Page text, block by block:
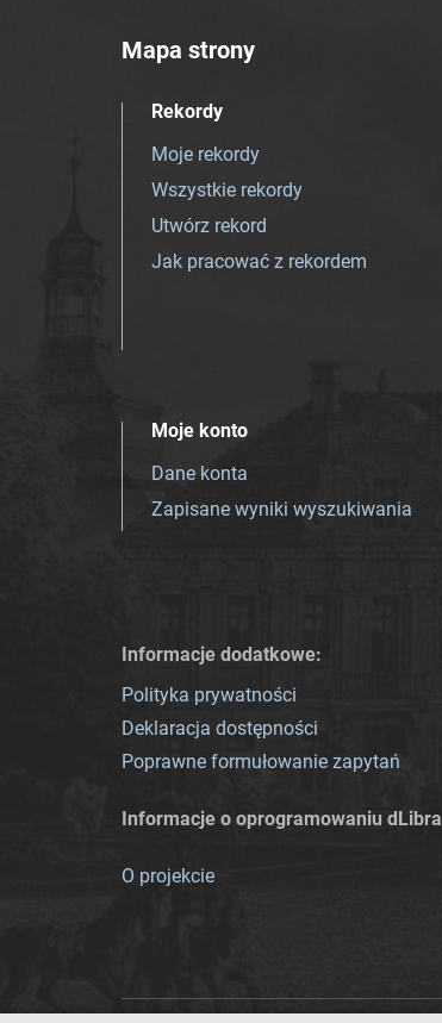
Mapa strony
Rekordy
Moje rekordy
Wszystkie rekordy
Utwórz rekord
Jak pracować z rekordem
Moje konto
Dane konta
Zapisane wyniki wyszukiwania
Informacje dodatkowe:
Polityka prywatności
Deklaracja dostępności
Poprawne formułowanie zapytań
Informacje o oprogramowaniu dLibra
O projekcie